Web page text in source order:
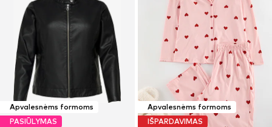
Apvalesnėms formoms
PASIŪLYMAS
Apvalesnėms formoms
IŠPARDAVIMAS